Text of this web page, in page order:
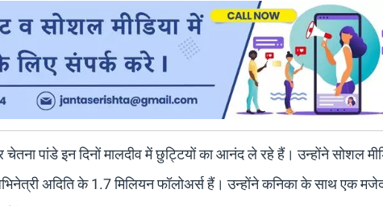
चेतना पांडे इन दिनों मालदीव में छुट्टियों का आनंद ले रहे हैं। उन्होंने सोशल
अदिति के 1.7 मिलियन फॉलोअर्स हैं। उन्होंने कनिका के साथ एक